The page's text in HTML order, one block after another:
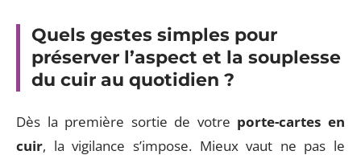
Quels gestes simples pour
préserver l’aspect et la souplesse
du cuir au quotidien ?
Dès la première sortie de votre porte-cartes en
cuir, la vigilance s’impose. Mieux vaut ne pas le